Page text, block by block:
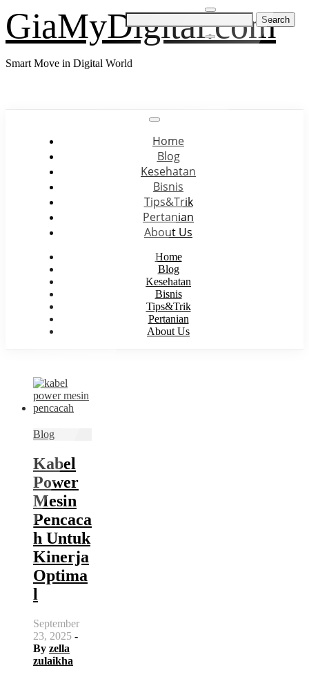
to
content
GiaMyDigital.com
Smart Move in Digital World
Home
Blog
Kesehatan
Bisnis
Tips&Trik
Pertanian
About Us
Home
Blog
Kesehatan
Bisnis
Tips&Trik
Pertanian
About Us
Search
for:
Blog
Kabel
Power
Mesin
Pencaca
h Untuk
Kinerja
Optima
l
September
23, 2025 -
By zella
zulaikha